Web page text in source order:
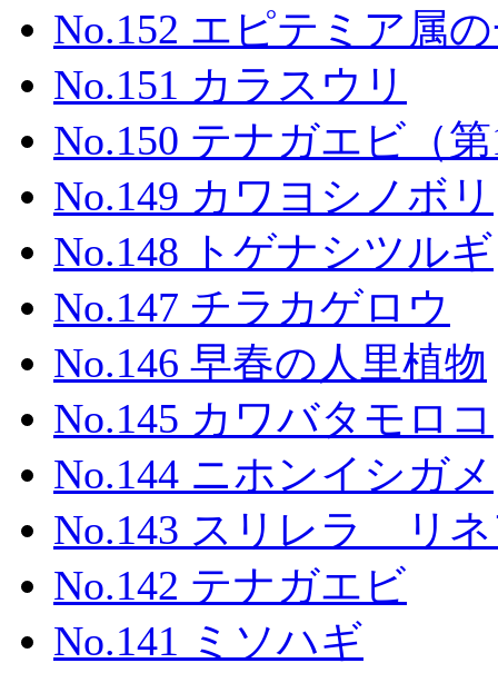
No.152 エピテミア属
No.151 カラスウリ
No.150 テナガエビ（
No.149 カワヨシノボリ
No.148 トゲナシツルギ
No.147 チラカゲロウ
No.146 早春の人里植物
No.145 カワバタモロコ
No.144 ニホンイシガメ
No.143 スリレラ リ
No.142 テナガエビ
No.141 ミソハギ